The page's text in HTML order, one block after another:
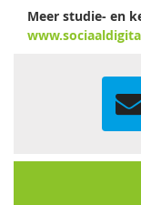
Meer studie- en